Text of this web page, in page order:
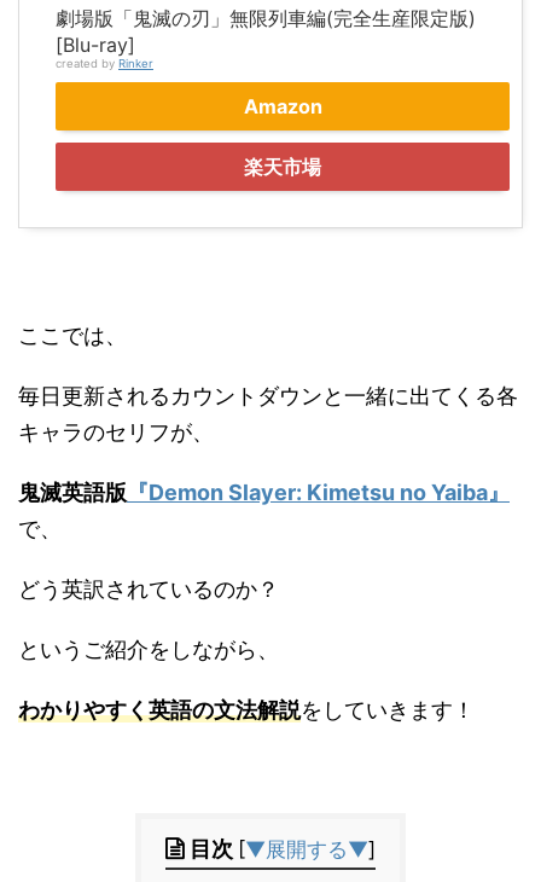
劇場版「鬼滅の刃」無限列車編(完全生産限定版)
[Blu-ray]
created by Rinker
Amazon
楽天市場
ここでは、
毎日更新されるカウントダウンと一緒に出てくる各
キャラのセリフが、
鬼滅英語版 『Demon Slayer: Kimetsu no Yaiba』
で、
どう英訳されているのか？
というご紹介をしながら、
わかりやすく英語の文法解説をしていきます！
目次 [▼展開する▼]